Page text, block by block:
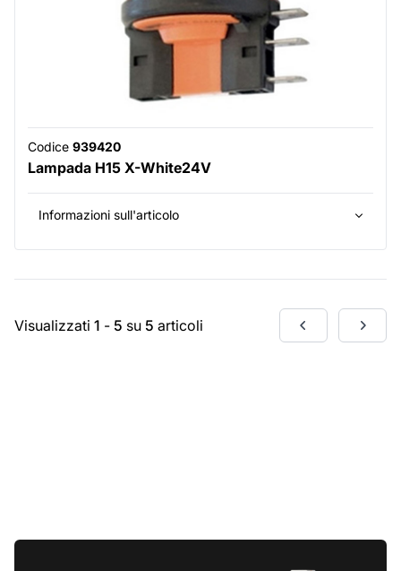
Codice 939420
Lampada H15 X-White24V
Informazioni sull'articolo
Visualizzati 1 - 5 su 5 articoli